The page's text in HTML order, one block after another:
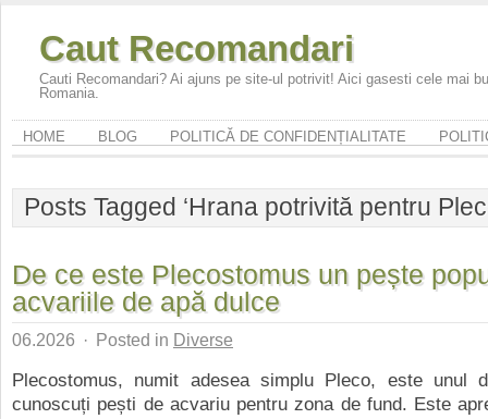
Caut Recomandari
Cauti Recomandari? Ai ajuns pe site-ul potrivit! Aici gasesti cele mai
Romania.
HOME BLOG POLITICĂ DE CONFIDENȚIALITATE
Posts Tagged ‘Hrana potrivită pentru
De ce este Plecostomus un pește
acvariile de apă dulce
06.2026 · Posted in Diverse
Plecostomus, numit adesea simplu Pleco, este unul
cunoscuți pești de acvariu pentru zona de fund. Este